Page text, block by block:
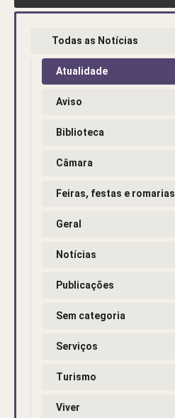
Todas as Notícias
Atualidade
Aviso
Biblioteca
Câmara
Feiras, festas e romarias
Geral
Notícias
Publicações
Sem categoria
Serviços
Turismo
Viver